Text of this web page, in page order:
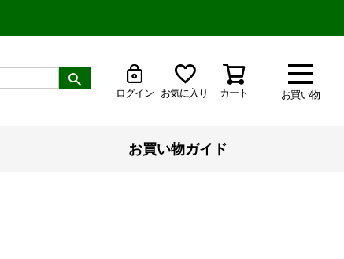
お買い物
ログイン お気に入り カート
お買い物ガイド